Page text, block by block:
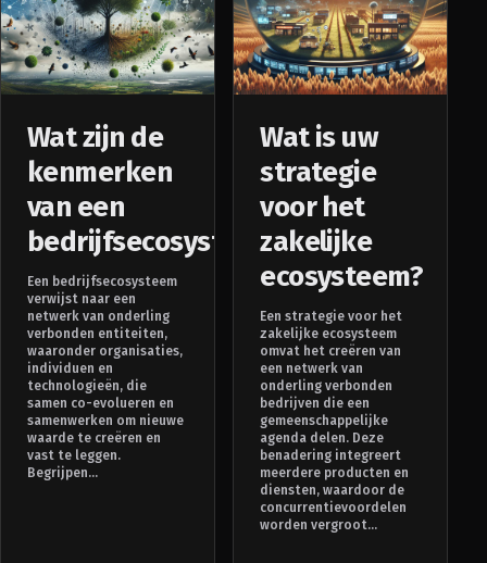
Wat zijn de
kenmerken
van een
bedrijfsecosysteem?
Een bedrijfsecosysteem
verwijst naar een
netwerk van onderling
verbonden entiteiten,
waaronder organisaties,
individuen en
technologieën, die
samen co-evolueren en
samenwerken om nieuwe
waarde te creëren en
vast te leggen.
Begrijpen...
Wat is uw
strategie
voor het
zakelijke
ecosysteem?
Een strategie voor het
zakelijke ecosysteem
omvat het creëren van
een netwerk van
onderling verbonden
bedrijven die een
gemeenschappelijke
agenda delen. Deze
benadering integreert
meerdere producten en
diensten, waardoor de
concurrentievoordelen
worden vergroot...